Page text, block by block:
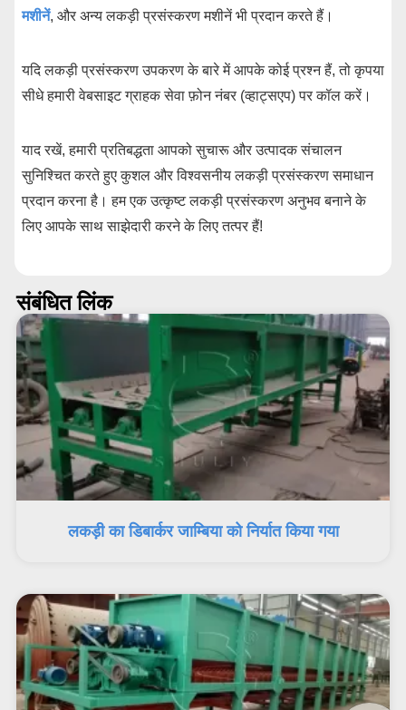
मशीनें, और अन्य लकड़ी प्रसंस्करण मशीनें भी प्रदान करते हैं।
यदि लकड़ी प्रसंस्करण उपकरण के बारे में आपके कोई प्रश्न हैं, तो कृपया
सीधे हमारी वेबसाइट ग्राहक सेवा फ़ोन नंबर (व्हाट्सएप) पर कॉल करें।
याद रखें, हमारी प्रतिबद्धता आपको सुचारू और उत्पादक संचालन
सुनिश्चित करते हुए कुशल और विश्वसनीय लकड़ी प्रसंस्करण समाधान
प्रदान करना है। हम एक उत्कृष्ट लकड़ी प्रसंस्करण अनुभव बनाने के
लिए आपके साथ साझेदारी करने के लिए तत्पर हैं!
संबंधित लिंक
लकड़ी का डिबार्कर जाम्बिया को निर्यात किया गया